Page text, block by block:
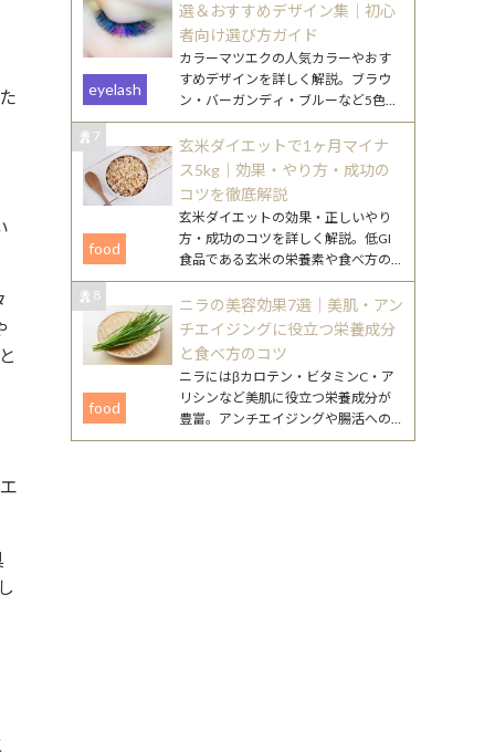
選＆おすすめデザイン集｜初心
者向け選び方ガイド
eyelash
カラーマツエクの人気カラーやおす
すめデザインを詳しく解説。ブラウ
ン・バーガンディ・ブルーなど5色の
特徴と、初心者でも挑戦しやすい取
り入れ方を紹介します。
7
玄米ダイエットで1ヶ月マイナ
ス5kg｜効果・やり方・成功の
コツを徹底解説
food
玄米ダイエットの効果・正しいやり
方・成功のコツを詳しく解説。低GI
食品である玄米の栄養素や食べ方の
工夫、注意点まで、無理なく続ける
ためのポイントをまとめました。
8
ニラの美容効果7選｜美肌・アン
チエイジングに役立つ栄養成分
と食べ方のコツ
food
ニラにはβカロテン・ビタミンC・ア
リシンなど美肌に役立つ栄養成分が
豊富。アンチエイジングや腸活への
働きが期待できるニラの美容効果